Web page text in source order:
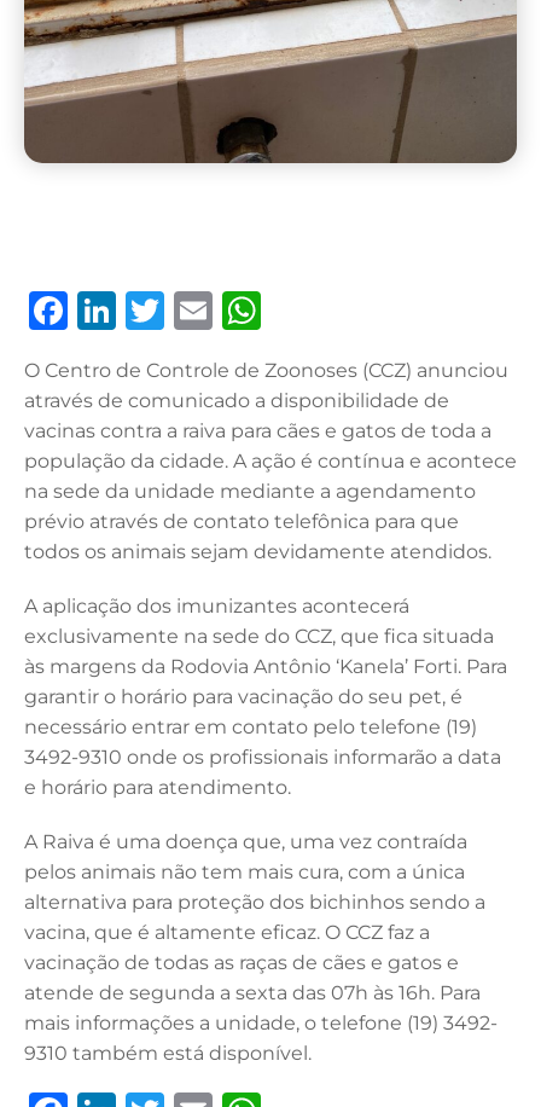
F
c
e
b
o
o
Li
k
e
dI
n
T
it
te
r
E
ai
l
at
s
A
p
p
O Centro de Controle de Zoonoses (CCZ) anunciou
através de comunicado a disponibilidade de
vacinas contra a raiva para cães e gatos de toda a
população da cidade. A ação é contínua e acontece
na sede da unidade mediante a agendamento
prévio através de contato telefônica para que
todos os animais sejam devidamente atendidos.
A aplicação dos imunizantes acontecerá
exclusivamente na sede do CCZ, que fica situada
às margens da Rodovia Antônio ‘Kanela’ Forti. Para
garantir o horário para vacinação do seu pet, é
necessário entrar em contato pelo telefone (19)
3492-9310 onde os profissionais informarão a data
e horário para atendimento.
A Raiva é uma doença que, uma vez contraída
pelos animais não tem mais cura, com a única
alternativa para proteção dos bichinhos sendo a
vacina, que é altamente eficaz. O CCZ faz a
vacinação de todas as raças de cães e gatos e
atende de segunda a sexta das 07h às 16h. Para
mais informações a unidade, o telefone (19) 3492-
9310 também está disponível.